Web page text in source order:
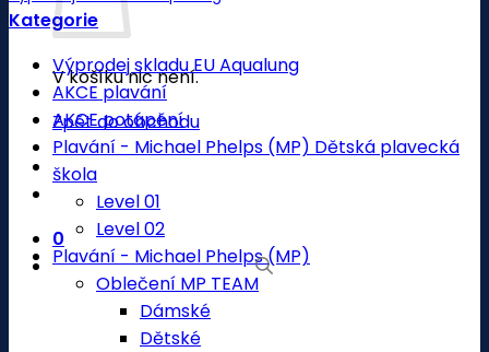
V košíku nic není.
Zpět do obchodu
0
Kategorie
Výprodej skladu EU Aqualung
AKCE plavání
AKCE potápění
Plavání - Michael Phelps (MP) Dětská plavecká
škola
Level 01
Level 02
Plavání - Michael Phelps (MP)
Oblečení MP TEAM
Dámské
Dětské